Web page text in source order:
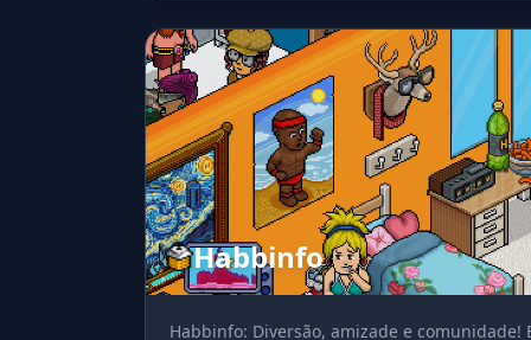
Habbinfo
Habbinfo: Diversão, amizade e